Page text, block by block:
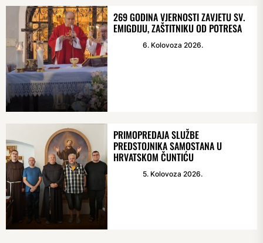
269 GODINA VJERNOSTI ZAVJETU SV.
EMIGDIJU, ZAŠTITNIKU OD POTRESA
6. Kolovoza 2026.
PRIMOPREDAJA SLUŽBE
PREDSTOJNIKA SAMOSTANA U
HRVATSKOM ČUNTIĆU
5. Kolovoza 2026.